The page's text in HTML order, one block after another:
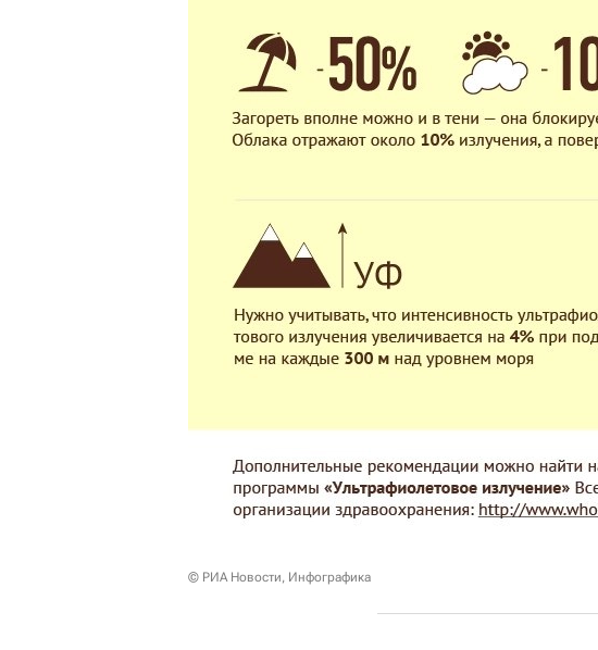
© РИА Новости, Инфографика